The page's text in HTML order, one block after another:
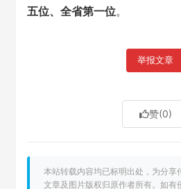
五位、全省第一位。
举报文章
赞(0)
本站转载内容均已标明出处，为分享
文章及图片版权归原作者所有。如有